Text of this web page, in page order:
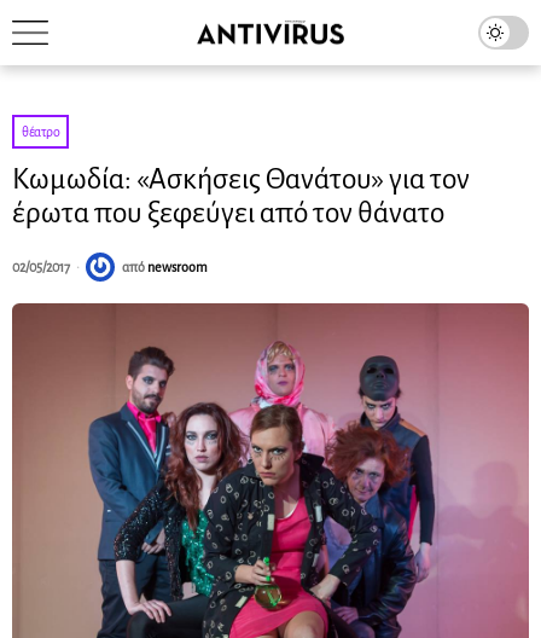
θέατρο
Κωμωδία: «Ασκήσεις Θανάτου» για τον
έρωτα που ξεφεύγει από τον θάνατο
02/05/2017 από newsroom